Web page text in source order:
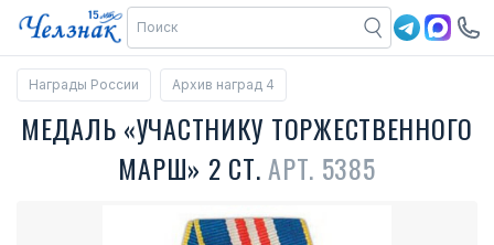
Награды России Архив наград 4
МЕДАЛЬ «УЧАСТНИКУ ТОРЖЕСТВЕННОГО
МАРШ» 2 СТ.АРТ. 5385